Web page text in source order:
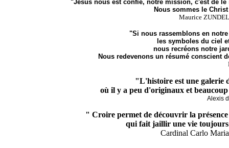
"Jésus nous est confié, notre mission, c'est de le
Nous sommes le
Maurice
"Si nous rassemblons en
les symboles du ciel
nous recréons notre
Nous redevenons un résumé conscient
"L'histoire est une galerie
où il y a peu d'originaux et beaucoup
Alexis
" Croire permet de découvrir la
qui fait jaillir une vie
Cardinal Carlo